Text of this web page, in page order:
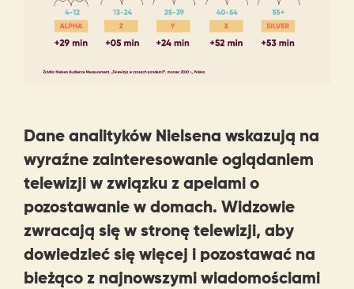
Dane analityków Nielsena wskazują na
wyraźne zainteresowanie oglądaniem
telewizji w związku z apelami o
pozostawanie w domach. Widzowie
zwracają się w stronę telewizji, aby
dowiedzieć się więcej i pozostawać na
bieżąco z najnowszymi wiadomościami